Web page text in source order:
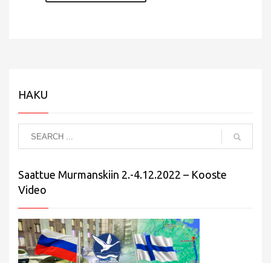
HAKU
Saattue Murmanskiin 2.-4.12.2022 – Kooste
Video